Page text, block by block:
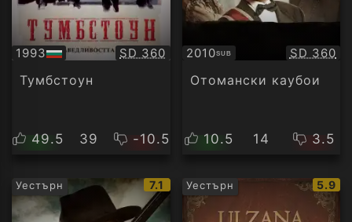
1993
БГ
аудио
Качество:
SD 360
Тумбстоун
49.5 39 -10.5
2010SUB
Субтитри SD 360
Отомански каубои
10.5 14 3.5
Уестърн
IMDb
рейтинг:
7.1 Уестърн
IMDb
5.9